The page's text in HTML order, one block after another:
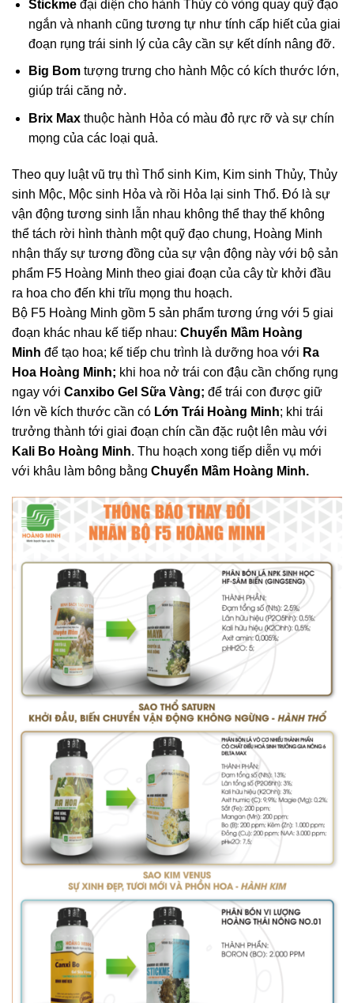
Stickmeđại diện cho hành Thủy có vòng quay quỹ đạo
ngắn và nhanh cũng tương tự như tính cấp hiết của giai
đoạn rụng trái sinh lý của cây cần sự kết dính nâng đỡ.
Big Bomtượng trưng cho hành Mộc có kích thước lớn,
giúp trái căng nở.
Brix Maxthuộc hành Hỏa có màu đỏ rực rỡ và sự chín
mọng của các loại quả.
Theo quy luật vũ trụ thì Thổ sinh Kim, Kim sinh Thủy, Thủy
sinh Mộc, Mộc sinh Hỏa và rồi Hỏa lại sinh Thổ. Đó là sự
vận động tương sinh lẫn nhau không thể thay thế không
thể tách rời hình thành một quỹ đạo chung, Hoàng Minh
nhận thấy sự tương đồng của sự vận động này với bộ sản
phẩm F5 Hoàng Minh theo giai đoạn của cây từ khởi đầu
ra hoa cho đến khi trĩu mọng thu hoạch.
Bộ F5 Hoàng Minh gồm 5 sản phẩm tương ứng với 5 giai
đoạn khác nhau kế tiếp nhau: Chuyển Mầm Hoàng
Minh để tạo hoa; kế tiếp chu trình là dưỡng hoa với Ra
Hoa Hoàng Minh; khi hoa nở trái con đậu cần chống rụng
ngay với Canxibo Gel Sữa Vàng; để trái con được giữ
lớn về kích thước cần có Lớn Trái Hoàng Minh; khi trái
trưởng thành tới giai đoạn chín cần đặc ruột lên màu với
Kali Bo Hoàng Minh. Thu hoạch xong tiếp diễn vụ mới
với khâu làm bông bằng Chuyển Mầm Hoàng Minh.